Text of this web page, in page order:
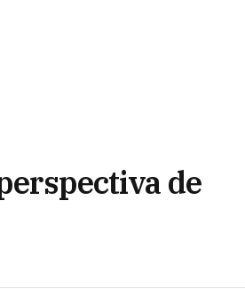
de